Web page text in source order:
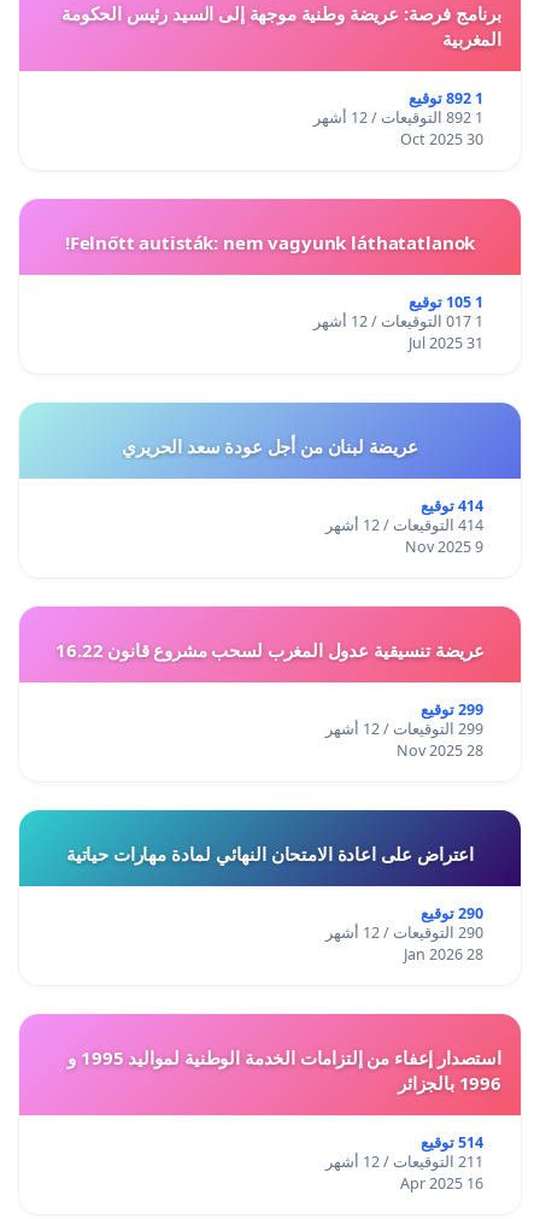
برنامج فرصة: عريضة وطنية موجهة إلى السيد رئيس الحكومة
المغربية
1 892 توقيع
1 892 التوقيعات / 12 أشهر
30 Oct 2025
Felnőtt autisták: nem vagyunk láthatatlanok!
1 105 توقيع
1 017 التوقيعات / 12 أشهر
31 Jul 2025
عريضة لبنان من أجل عودة سعد الحريري
414 توقيع
414 التوقيعات / 12 أشهر
9 Nov 2025
عريضة تنسيقية عدول المغرب لسحب مشروع قانون 16.22
299 توقيع
299 التوقيعات / 12 أشهر
28 Nov 2025
اعتراض على اعادة الامتحان النهائي لمادة مهارات حياتية
290 توقيع
290 التوقيعات / 12 أشهر
28 Jan 2026
استصدار إعفاء من إلتزامات الخدمة الوطنية لمواليد 1995 و
1996 بالجزائر
514 توقيع
211 التوقيعات / 12 أشهر
16 Apr 2025